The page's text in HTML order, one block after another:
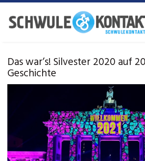
Skip
main
Das war’s! Silvester 2020 auf
Geschichte